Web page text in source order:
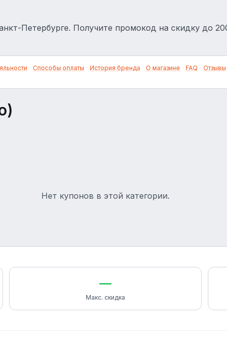
Петербурге. Получите промокод на скидку до
· Способы оплаты · История бренда · О магазине · FAQ · Отзывы
Нет купонов в этой категории.
—
Макс. скидка